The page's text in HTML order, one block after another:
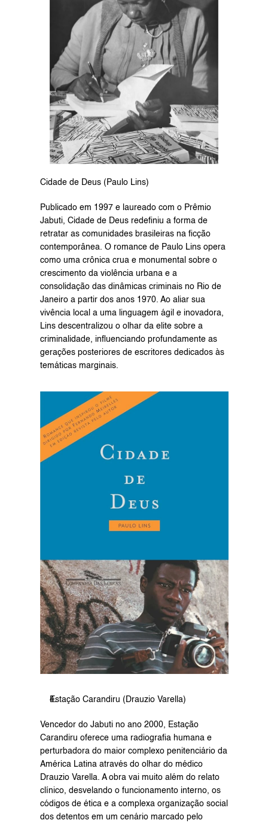
Cidade de Deus (Paulo Lins)
Publicado em 1997 e laureado com o Prêmio
Jabuti, Cidade de Deus redefiniu a forma de
retratar as comunidades brasileiras na ficção
contemporânea. O romance de Paulo Lins opera
como uma crônica crua e monumental sobre o
crescimento da violência urbana e a
consolidação das dinâmicas criminais no Rio de
Janeiro a partir dos anos 1970. Ao aliar sua
vivência local a uma linguagem ágil e inovadora,
Lins descentralizou o olhar da elite sobre a
criminalidade, influenciando profundamente as
gerações posteriores de escritores dedicados às
temáticas marginais.
Estação Carandiru (Drauzio Varella)
Vencedor do Jabuti no ano 2000, Estação
Carandiru oferece uma radiografia humana e
perturbadora do maior complexo penitenciário da
América Latina através do olhar do médico
Drauzio Varella. A obra vai muito além do relato
clínico, desvelando o funcionamento interno, os
códigos de ética e a complexa organização social
dos detentos em um cenário marcado pelo